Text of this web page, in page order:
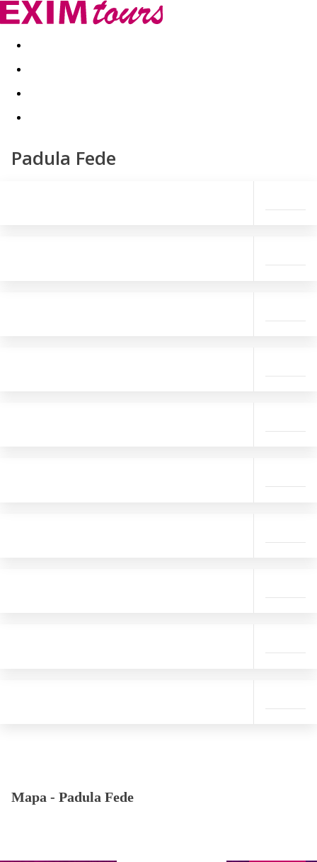
Akční nabídky Last minute
Padula Fede
Mapa - Padula Fede